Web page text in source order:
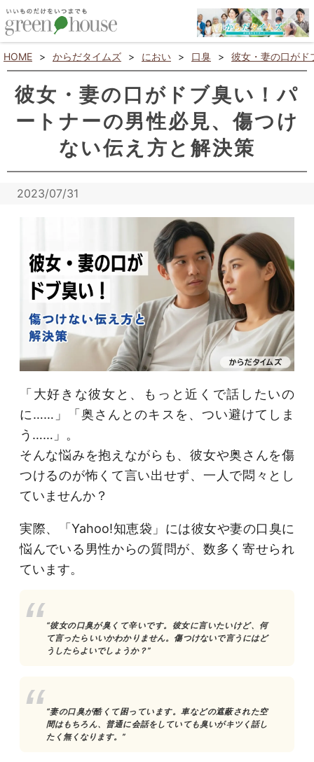
HOME > からだタイムズ > におい > 口臭 > 彼女・妻の口がド
彼女・妻の口がドブ臭い！パ
ートナーの男性必見、傷つけ
ない伝え方と解決策
2023/07/31
「大好きな彼女と、もっと近くで話したいの
に……」「奥さんとのキスを、つい避けてしま
う……」。
そんな悩みを抱えながらも、彼女や奥さんを傷
つけるのが怖くて言い出せず、一人で悶々とし
ていませんか？
実際、「Yahoo!知恵袋」には彼女や妻の口臭に
悩んでいる男性からの質問が、数多く寄せられ
ています。
“彼女の口臭が臭くて辛いです。彼女に言いたいけど、何
て言ったらいいかわかりません。傷つけないで言うにはど
うしたらよいでしょうか？”
“妻の口臭が酷くて困っています。車などの遮蔽された空
間はもちろん、普通に会話をしていても臭いがキツく話し
たく無くなります。”